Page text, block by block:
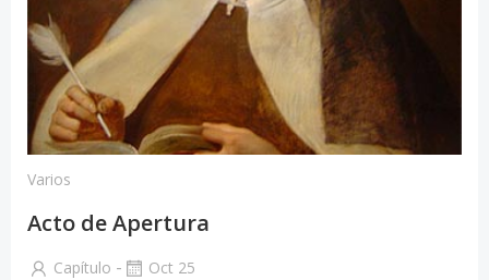
Varios
Acto de Apertura
Capítulo - Oct 25